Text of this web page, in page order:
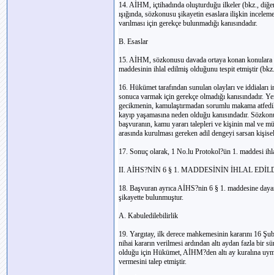
14. AİHM, içtihadında oluşturduğu ilkeler (bkz.,
ışığında, sözkonusu şikayetin esaslara ilişkin
varılması için gerekçe bulunmadığı kanısındadır.
B. Esaslar
15. AİHM, sözkonusu davada ortaya konan konulara
maddesinin ihlal edilmiş olduğunu tespit etmiştir
16. Hükümet tarafından sunulan olayları ve
sonuca varmak için gerekçe olmadığı kanısındadır.
gecikmenin, kamulaştırmadan sorumlu makama
kayıp yaşamasına neden olduğu kanısındadır.
başvuranın, kamu yararı talepleri ve kişinin mal ve
arasında kurulması gereken adil dengeyi sarsan
17. Sonuç olarak, 1 No.lu Protokol?ün 1. maddesi
II. AİHS?NİN 6 § 1. MADDESİNİN İHLAL
18. Başvuran ayrıca AİHS?nin 6 § 1. maddesine
şikayette bulunmuştur.
A. Kabuledilebilirlik
19. Yargıtay, ilk derece mahkemesinin kararını 16
nihai kararın verilmesi ardından altı aydan fazla bir
olduğu için Hükümet, AİHM?den altı ay kuralına
vermesini talep etmiştir.